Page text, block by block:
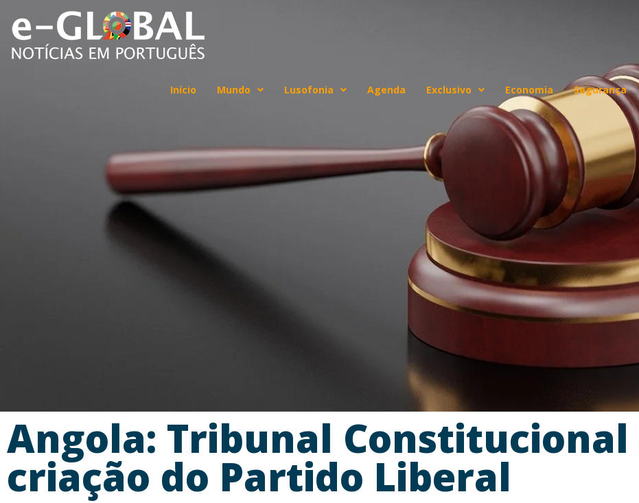
Início Mundo Lusofonia Agenda Exclusivo Economia Segurança
Angola: Tribunal
criação do Partido Liberal